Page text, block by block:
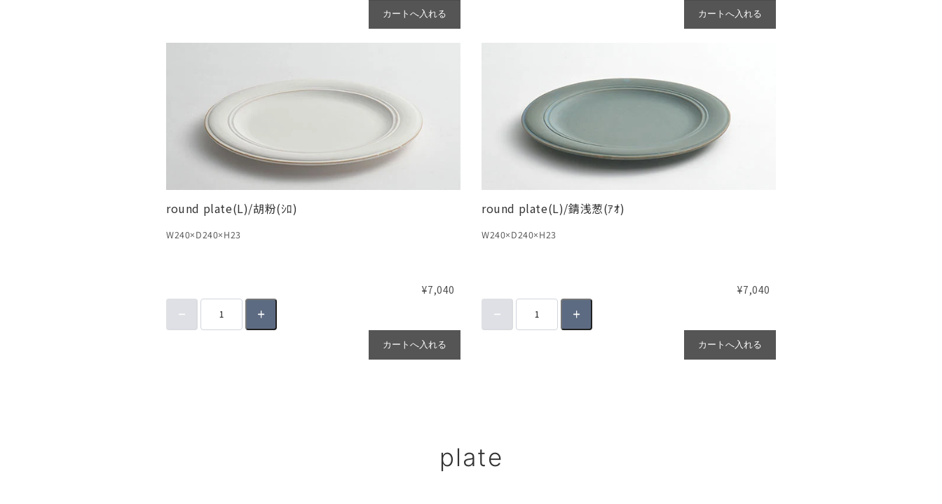
カートへ入れる カートへ入れる
round plate(L)/胡粉(ｼﾛ)
W240×D240×H23
¥7,040
カートへ入れる
round plate(L)/錆浅葱(ｱｵ)
W240×D240×H23
¥7,040
カートへ入れる
plate